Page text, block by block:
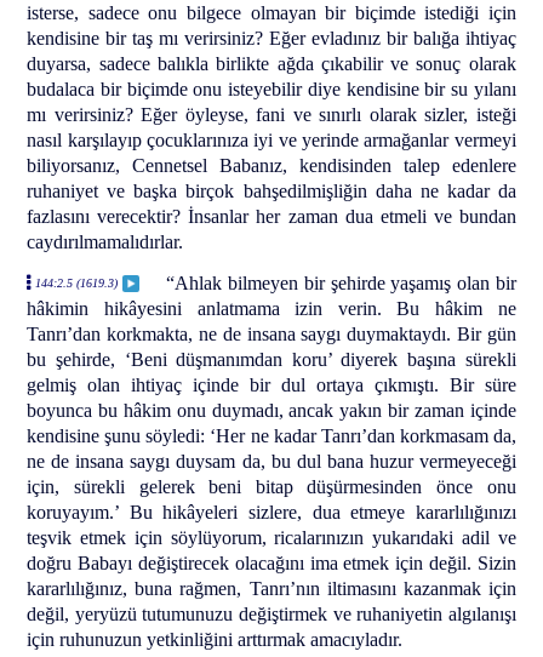
isterse, sadece onu bilgece olmayan bir biçimde istediği için
kendisine bir taş mı verirsiniz? Eğer evladınız bir balığa ihtiyaç
duyarsa, sadece balıkla birlikte ağda çıkabilir ve sonuç olarak
budalaca bir biçimde onu isteyebilir diye kendisine bir su yılanı
mı verirsiniz? Eğer öyleyse, fani ve sınırlı olarak sizler, isteği
nasıl karşılayıp çocuklarınıza iyi ve yerinde armağanlar vermeyi
biliyorsanız, Cennetsel Babanız, kendisinden talep edenlere
ruhaniyet ve başka birçok bahşedilmişliğin daha ne kadar da
fazlasını verecektir? İnsanlar her zaman dua etmeli ve bundan
caydırılmamalıdırlar.
144:2.5 (1619.3)
“Ahlak bilmeyen bir şehirde yaşamış olan bir
hâkimin hikâyesini anlatmama izin verin. Bu hâkim ne
Tanrı’dan korkmakta, ne de insana saygı duymaktaydı. Bir gün
bu şehirde, ‘Beni düşmanımdan koru’ diyerek başına sürekli
gelmiş olan ihtiyaç içinde bir dul ortaya çıkmıştı. Bir süre
boyunca bu hâkim onu duymadı, ancak yakın bir zaman içinde
kendisine şunu söyledi: ‘Her ne kadar Tanrı’dan korkmasam da,
ne de insana saygı duysam da, bu dul bana huzur vermeyeceği
için, sürekli gelerek beni bitap düşürmesinden önce onu
koruyayım.’ Bu hikâyeleri sizlere, dua etmeye kararlılığınızı
teşvik etmek için söylüyorum, ricalarınızın yukarıdaki adil ve
doğru Babayı değiştirecek olacağını ima etmek için değil. Sizin
kararlılığınız, buna rağmen, Tanrı’nın iltimasını kazanmak için
değil, yeryüzü tutumunuzu değiştirmek ve ruhaniyetin algılanışı
için ruhunuzun yetkinliğini arttırmak amacıyladır.